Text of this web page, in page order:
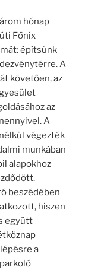
hónap
Főnix
építsünk
A
követően, az
az
A
végezték
munkában
alapokhoz
beszédében
hiszen
együtt
a